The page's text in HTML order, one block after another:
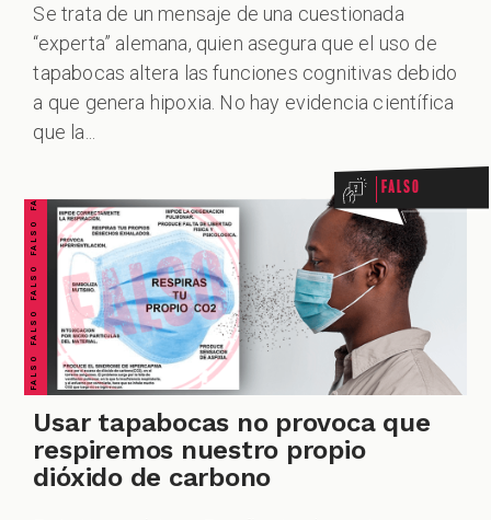
Se trata de un mensaje de una cuestionada
“experta” alemana, quien asegura que el uso de
tapabocas altera las funciones cognitivas debido
a que genera hipoxia. No hay evidencia científica
que la...
FALSO FALSO FALSO FALSO FALSO FALSO FALSO Falso
Usar tapabocas no provoca que
respiremos nuestro propio
dióxido de carbono